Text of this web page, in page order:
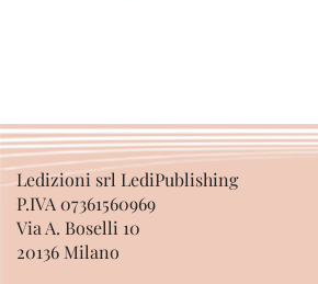
Ledizioni srl LediPublishing
P.IVA 07361560969
Via A. Boselli 10
20136 Milano